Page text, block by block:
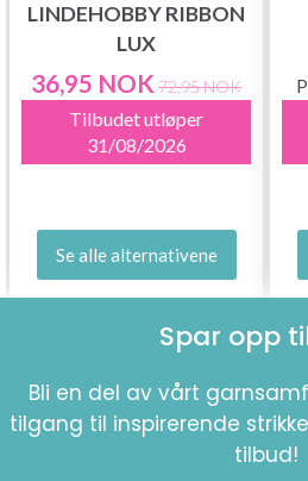
LINDEHOBBY RIBBON
LUX
36,95 NOK 72,95 NOK
Tilbudet utløper
31/08/2026
Se alle alternativene
Spar opp
Bli en del av vårt
tilgang til inspirerende
tilbud!